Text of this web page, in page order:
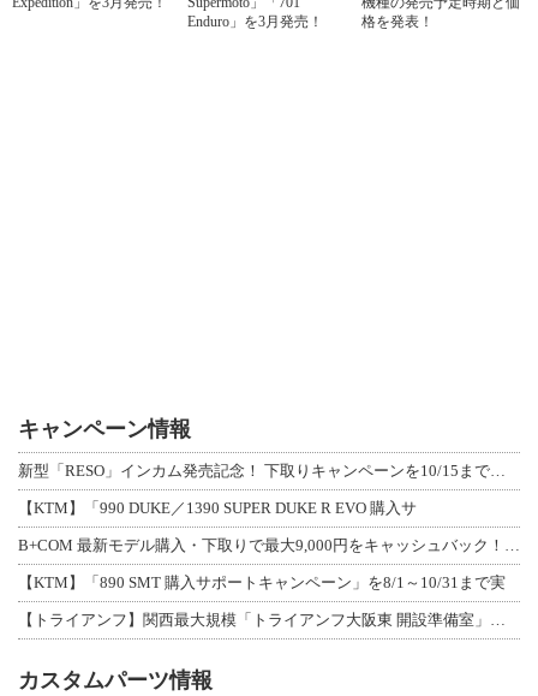
Enduro」を3月発売！
格を発表！
キャンペーン情報
新型「RESO」インカム発売記念！ 下取りキャンペーンを10/15まで延長して開
【KTM】「990 DUKE／1390 SUPER DUKE R EVO 購入サ
B+COM 最新モデル購入・下取りで最大9,000円をキャッシュバック！「B+F
【KTM】「890 SMT 購入サポートキャンペーン」を8/1～10/31まで実
【トライアンフ】関西最大規模「トライアンフ大阪東 開設準備室」がオープン！ 限定
カスタムパーツ情報